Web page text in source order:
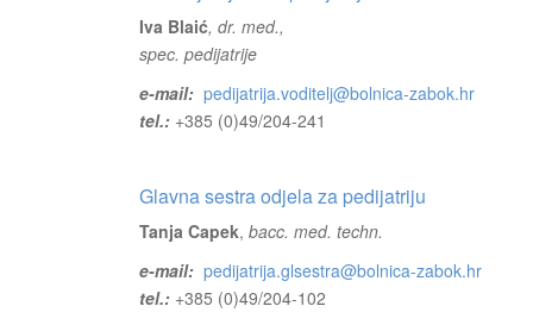
Iva Blaić, dr. med.,
spec. pedijatrije
e-mail: pedijatrija.voditelj@bolnica-zabok.hr
tel.: +385 (0)49/204-241
Glavna sestra odjela za pedijatriju
Tanja Capek, bacc. med. techn.
e-mail: pedijatrija.glsestra@bolnica-zabok.hr
tel.: +385 (0)49/204-102